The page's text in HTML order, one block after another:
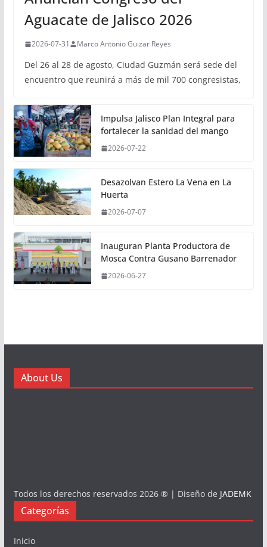
Aguacate de Jalisco 2026
2026-07-31 Marco Antonio Guizar Reyes
Del 26 al 28 de agosto, Ciudad Guzmán será sede del
encuentro que reunirá a más de mil 700 congresistas,
Impulsa Jalisco Plan Integral para
fortalecer la sanidad del mango
2026-07-22
Desazolvan Estero La Vena en La
Huerta
2026-07-07
Inauguran Planta Productora de
Mosca Contra Gusano Barrenador
2026-06-27
About Us
Todos los derechos reservados 2026 ® | Diseño de JADEMK
Categorías
Inicio